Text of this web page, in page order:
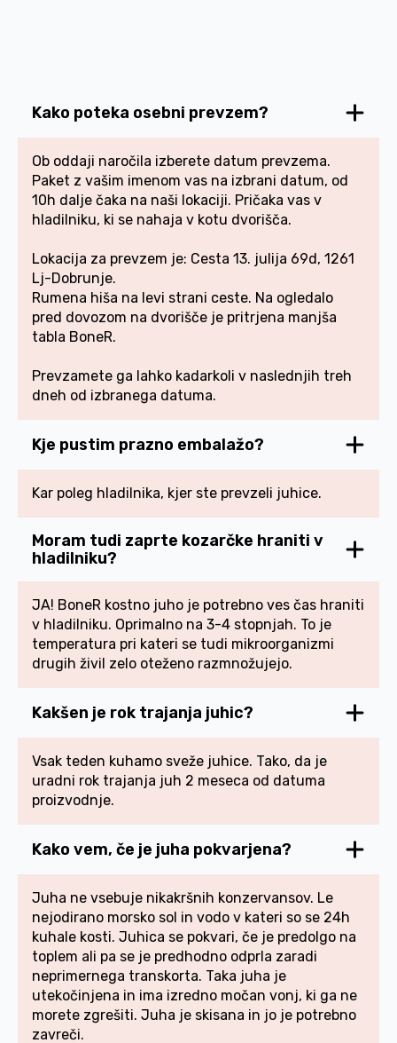
Kako poteka osebni prevzem?
Ob oddaji naročila izberete datum prevzema.
Paket z vašim imenom vas na izbrani datum, od
10h dalje čaka na naši lokaciji. Pričaka vas v
hladilniku, ki se nahaja v kotu dvorišča.
Lokacija za prevzem je: Cesta 13. julija 69d, 1261
Lj-Dobrunje.
Rumena hiša na levi strani ceste. Na ogledalo
pred dovozom na dvorišče je pritrjena manjša
tabla BoneR.
Prevzamete ga lahko kadarkoli v naslednjih treh
dneh od izbranega datuma.
Kje pustim prazno embalažo?
Kar poleg hladilnika, kjer ste prevzeli juhice.
Moram tudi zaprte kozarčke hraniti v
hladilniku?
JA! BoneR kostno juho je potrebno ves čas hraniti
v hladilniku. Oprimalno na 3-4 stopnjah. To je
temperatura pri kateri se tudi mikroorganizmi
drugih živil zelo oteženo razmnožujejo.
Kakšen je rok trajanja juhic?
Vsak teden kuhamo sveže juhice. Tako, da je
uradni rok trajanja juh 2 meseca od datuma
proizvodnje.
Kako vem, če je juha pokvarjena?
Juha ne vsebuje nikakršnih konzervansov. Le
nejodirano morsko sol in vodo v kateri so se 24h
kuhale kosti. Juhica se pokvari, če je predolgo na
toplem ali pa se je predhodno odprla zaradi
neprimernega transkorta. Taka juha je
utekočinjena in ima izredno močan vonj, ki ga ne
morete zgrešiti. Juha je skisana in jo je potrebno
zavreči.